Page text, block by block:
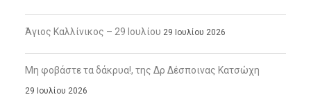
Άγιος Καλλίνικος – 29 Ιουλίου 29 Ιουλίου 2026
Μη φοβάστε τα δάκρυα!, της Δρ Δέσποινας Κατσώχη
29 Ιουλίου 2026